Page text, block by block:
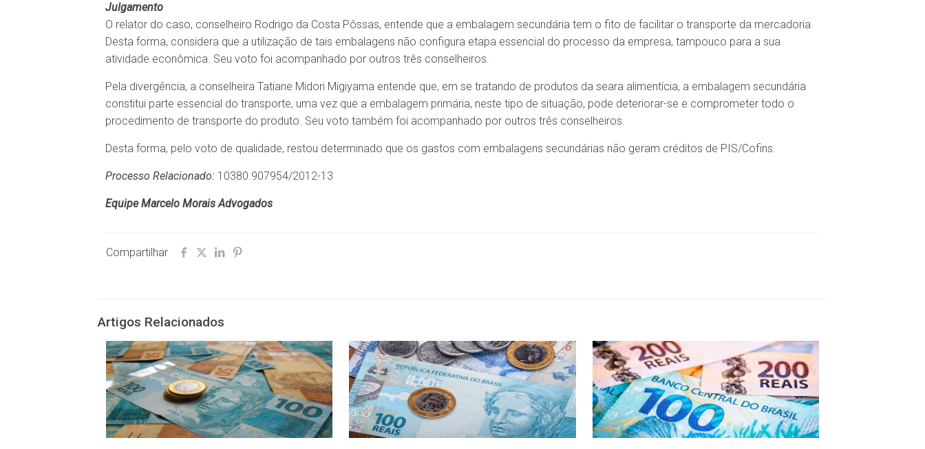
Julgamento
O relator do caso, conselheiro Rodrigo da Costa Pôssas, entende que a embalagem secundária tem o fito de facilitar o transporte da mercadoria.
Desta forma, considera que a utilização de tais embalagens não configura etapa essencial do processo da empresa, tampouco para a sua
atividade econômica. Seu voto foi acompanhado por outros três conselheiros.
Pela divergência, a conselheira Tatiane Midori Migiyama entende que, em se tratando de produtos da seara alimentícia, a embalagem secundária
constitui parte essencial do transporte, uma vez que a embalagem primária, neste tipo de situação, pode deteriorar-se e comprometer todo o
procedimento de transporte do produto. Seu voto também foi acompanhado por outros três conselheiros.
Desta forma, pelo voto de qualidade, restou determinado que os gastos com embalagens secundárias não geram créditos de PIS/Cofins.
Processo Relacionado:10380.907954/2012-13
Equipe Marcelo Morais Advogados
Compartilhar
Artigos Relacionados